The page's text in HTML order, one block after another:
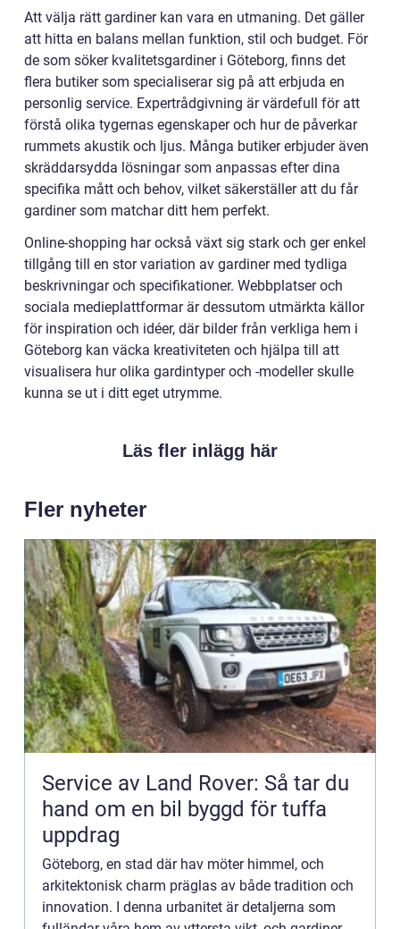
Att välja rätt gardiner kan vara en utmaning. Det gäller
att hitta en balans mellan funktion, stil och budget. För
de som söker kvalitetsgardiner i Göteborg, finns det
flera butiker som specialiserar sig på att erbjuda en
personlig service. Expertrådgivning är värdefull för att
förstå olika tygernas egenskaper och hur de påverkar
rummets akustik och ljus. Många butiker erbjuder även
skräddarsydda lösningar som anpassas efter dina
specifika mått och behov, vilket säkerställer att du får
gardiner som matchar ditt hem perfekt.
Online-shopping har också växt sig stark och ger enkel
tillgång till en stor variation av gardiner med tydliga
beskrivningar och specifikationer. Webbplatser och
sociala medieplattformar är dessutom utmärkta källor
för inspiration och idéer, där bilder från verkliga hem i
Göteborg kan väcka kreativiteten och hjälpa till att
visualisera hur olika gardintyper och -modeller skulle
kunna se ut i ditt eget utrymme.
Läs fler inlägg här
Fler nyheter
Service av Land Rover: Så tar du
hand om en bil byggd för tuffa
uppdrag
Göteborg, en stad där hav möter himmel, och
arkitektonisk charm präglas av både tradition och
innovation. I denna urbanitet är detaljerna som